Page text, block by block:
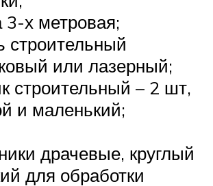
3-х метровая;
строительный
или лазерный;
строительный – 2 шт,
и маленький;
драчевые, круглый
для обработки